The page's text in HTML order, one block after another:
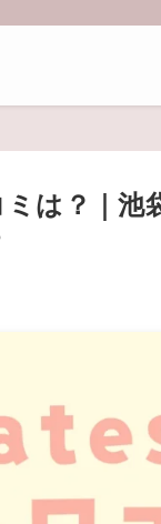
は？｜池